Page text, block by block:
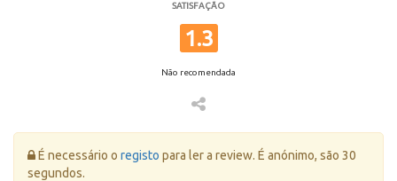
SATISFAÇÃO
1.3
Não recomendada
Erro:
É necessário o registo para ler a review. É anónimo, são 30
segundos.